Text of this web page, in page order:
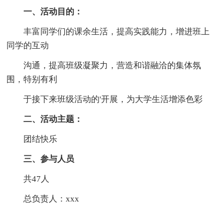
一、活动目的：
丰富同学们的课余生活，提高实践能力，增进班上
同学的互动
沟通，提高班级凝聚力，营造和谐融洽的集体氛
围，特别有利
于接下来班级活动的'开展，为大学生活增添色彩
二、活动主题：
团结快乐
三、参与人员
共47人
总负责人：xxx